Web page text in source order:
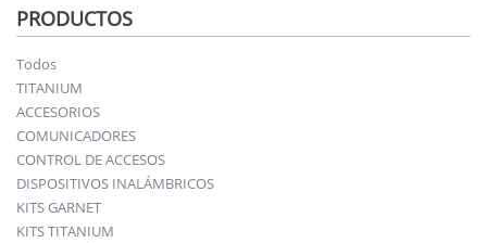
PRODUCTOS
Todos
TITANIUM
ACCESORIOS
COMUNICADORES
CONTROL DE ACCESOS
DISPOSITIVOS INALÁMBRICOS
KITS GARNET
KITS TITANIUM